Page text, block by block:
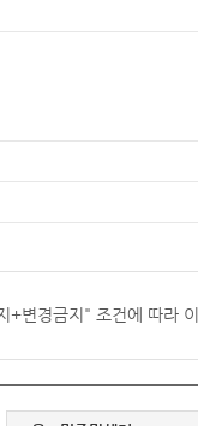
+변경금지" 조건에 따라